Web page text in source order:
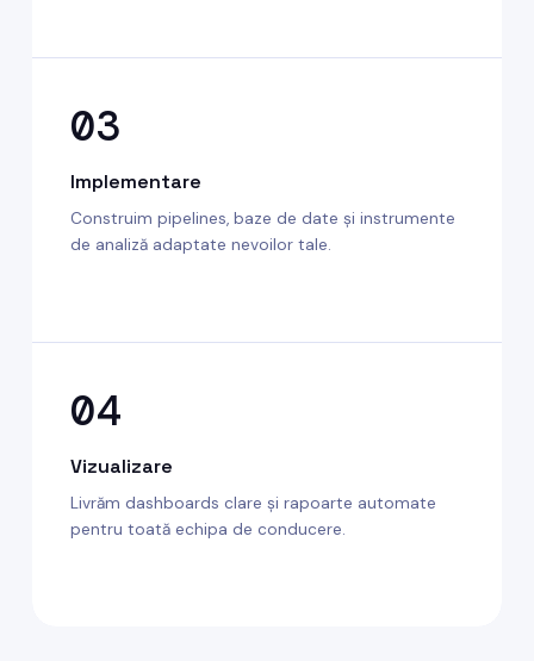
03
Implementare
Construim pipelines, baze de date și instrumente
de analiză adaptate nevoilor tale.
04
Vizualizare
Livrăm dashboards clare și rapoarte automate
pentru toată echipa de conducere.